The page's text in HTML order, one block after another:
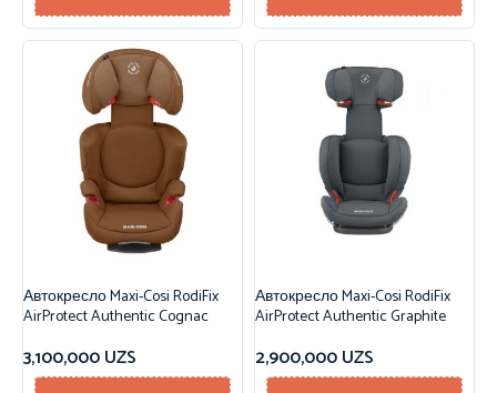
Автокресло Maxi-Cosi RodiFix
AirProtect Authentic Cognac
3,100,000UZS
Автокресло Maxi-Cosi RodiFix
AirProtect Authentic Graphite
2,900,000UZS